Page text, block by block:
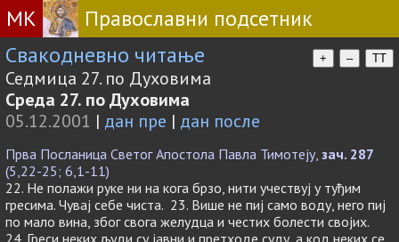
МК
Православни подсетник
Свакодневно читање
+ – TT
Седмица 27. по Духовима
Среда 27. по Духовима
05.12.2001 | дан пре | дан после
Прва Посланица Светог Апостола Павла Тимотеју, зач. 287
(5,22-25; 6,1-11)
22. Не полажи руке ни на кога брзо, нити учествуј у туђим
гресима. Чувај себе чиста. 23. Више не пиј само воду, него пиј
по мало вина, због свога желудца и честих болести својих.
24. Греси неких људи су јавни и претходе суду, а код неких се